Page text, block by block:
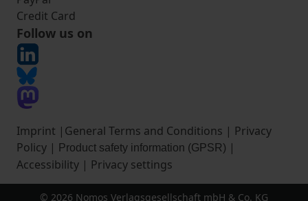
Credit Card
Follow us on
Imprint | General Terms and Conditions | Privacy
Policy | Product safety information (GPSR) |
Accessibility | Privacy settings
© 2026 Nomos Verlagsgesellschaft mbH & Co. KG